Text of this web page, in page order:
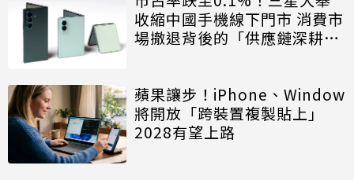
收縮中國手機線下門市 消費市
場撤退背後的「供應鏈深耕」
蘋果讓步！iPhone、Window
將開放「跨裝置複製貼上」
2028有望上路